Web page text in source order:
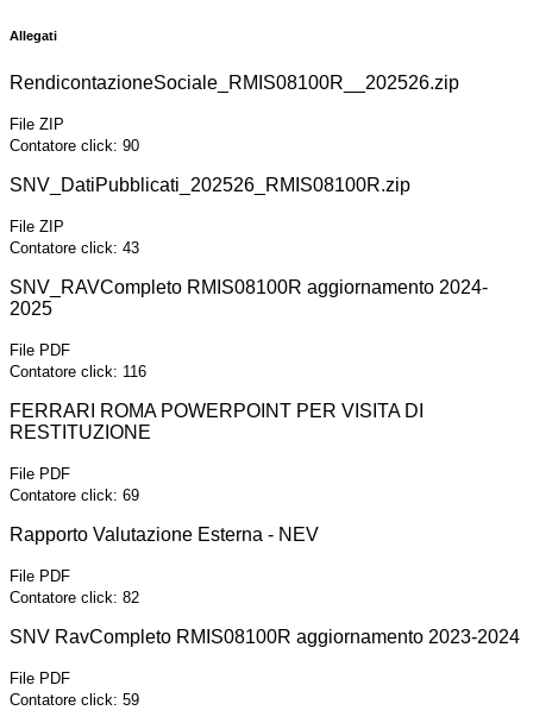
Allegati
RendicontazioneSociale_RMIS08100R__202526.zip
File ZIP
Contatore click: 90
SNV_DatiPubblicati_202526_RMIS08100R.zip
File ZIP
Contatore click: 43
SNV_RAVCompleto RMIS08100R aggiornamento 2024-
2025
File PDF
Contatore click: 116
FERRARI ROMA POWERPOINT PER VISITA DI
RESTITUZIONE
File PDF
Contatore click: 69
Rapporto Valutazione Esterna - NEV
File PDF
Contatore click: 82
SNV RavCompleto RMIS08100R aggiornamento 2023-2024
File PDF
Contatore click: 59